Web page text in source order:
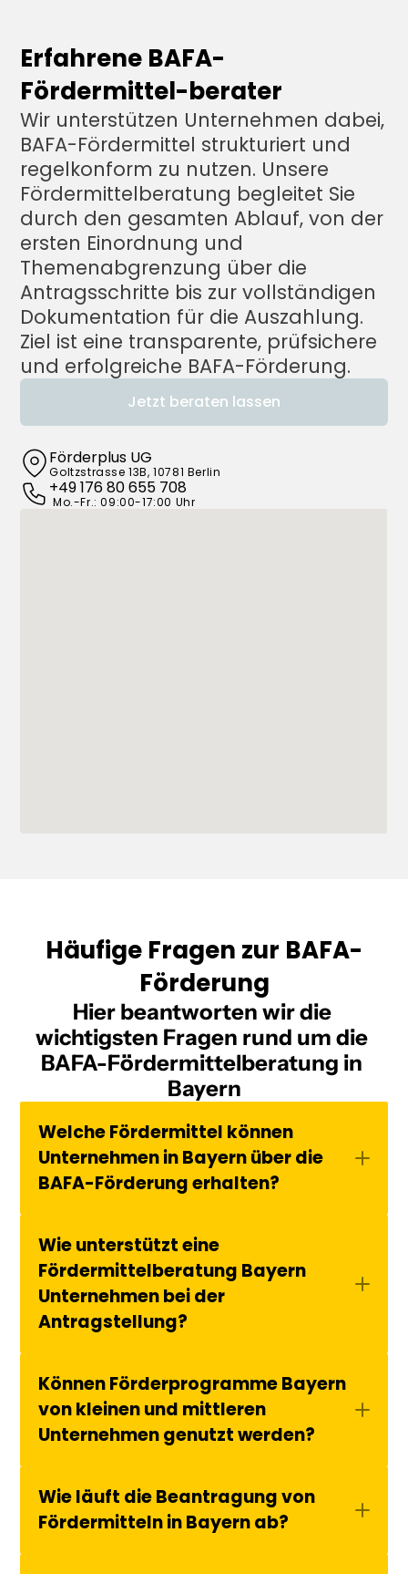
Erfahrene BAFA-
Fördermittel-berater
Wir unterstützen Unternehmen dabei,
BAFA-Fördermittel strukturiert und
regelkonform zu nutzen. Unsere
Fördermittelberatung begleitet Sie
durch den gesamten Ablauf, von der
ersten Einordnung und
Themenabgrenzung über die
Antragsschritte bis zur vollständigen
Dokumentation für die Auszahlung.
Ziel ist eine transparente, prüfsichere
und erfolgreiche BAFA-Förderung.
Jetzt beraten lassen
Förderplus UG
Goltzstrasse 13B, 10781 Berlin
+49 176 80 655 708
Mo.-Fr.: 09:00-17:00 Uhr
Häufige Fragen zur BAFA-
Förderung
Hier beantworten wir die
BAFA-Fördermittelberatung in
Bayern
Welche Fördermittel können
Unternehmen in Bayern über die
BAFA-Förderung erhalten?
Wie unterstützt eine
Fördermittelberatung Bayern
Unternehmen bei der
Antragstellung?
Können Förderprogramme Bayern
von kleinen und mittleren
Unternehmen genutzt werden?
Wie läuft die Beantragung von
Fördermitteln in Bayern ab?